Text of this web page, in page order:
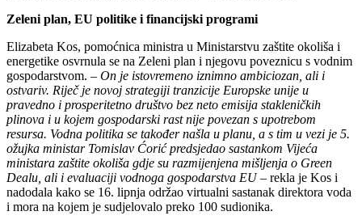
Zeleni plan, EU politike i financijski programi
Elizabeta Kos, pomoćnica ministra u Ministarstvu zaštite okoliša i
energetike osvrnula se na Zeleni plan i njegovu poveznicu s vodnim
gospodarstvom. – On je istovremeno iznimno ambiciozan, ali i
ostvariv. Riječ je novoj strategiji tranzicije Europske unije u
pravedno i prosperitetno društvo bez neto emisija stakleničkih
plinova i u kojem gospodarski rast nije povezan s upotrebom
resursa. Vodna politika se također našla u planu, a s tim u vezi je 5.
ožujka ministar Tomislav Ćorić predsjedao sastankom Vijeća
ministara zaštite okoliša gdje su razmijenjena mišljenja o Green
Dealu, ali i evaluaciji vodnoga gospodarstva EU– rekla je Kos i
nadodala kako se 16. lipnja održao virtualni sastanak direktora voda
i mora na kojem je sudjelovalo preko 100 sudionika.